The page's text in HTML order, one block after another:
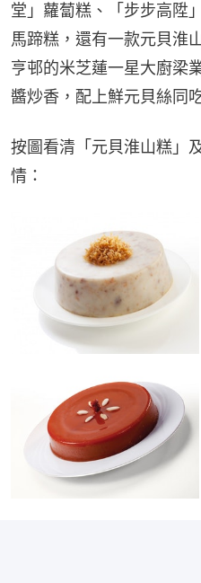
堂」蘿蔔糕、「步步高陞
馬蹄糕，還有一款元貝淮
亨邨的米芝蓮一星大廚梁
醬炒香，配上鮮元貝絲同
按圖看清「元貝淮山糕」
情：